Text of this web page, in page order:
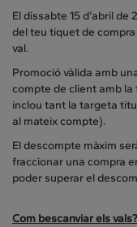
El dissabte 15 d’abril
del teu tiquet de
val.
Promoció vàlida amb
compte de client amb
inclou tant la targeta
al mateix compte).
El descompte màxim
fraccionar una compra
poder superar el
Com bescanviar els vals?